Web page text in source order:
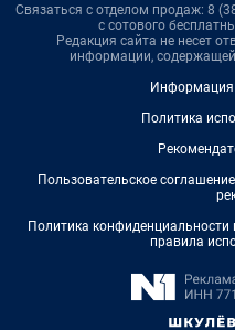
Связаться с отделом продаж: 8
с сотового
Редакция сайта не несет
информации,
Информация
Политика
Пользовательское
Политика
правила